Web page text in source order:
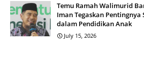
Temu Ramah Walimurid
Iman Tegaskan
dalam Pendidikan Anak
July 15, 2026